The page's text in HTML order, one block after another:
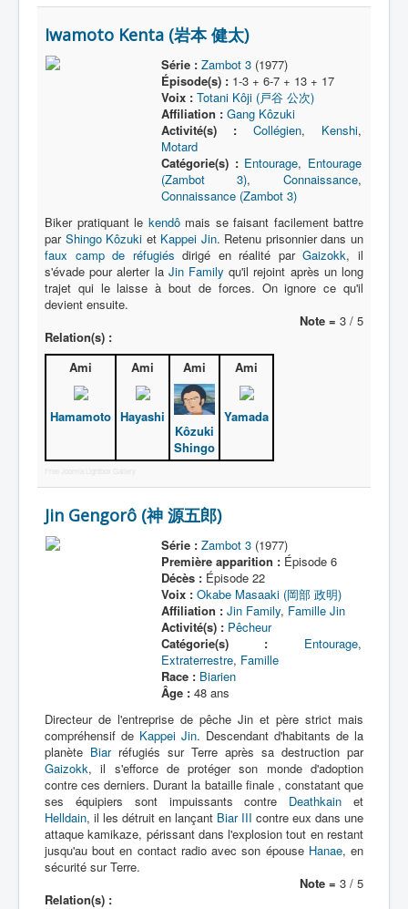
Iwamoto Kenta (岩本 健太)
Série : Zambot 3(1977)
Épisode(s) :1-3 + 6-7 + 13 + 17
Voix : Totani Kôji (戸谷 公次)
Affiliation : Gang Kôzuki
Activité(s) :
Collégien, Kenshi,
Motard
Catégorie(s) : Entourage, Entourage
(Zambot 3), Connaissance,
Connaissance (Zambot 3)
Biker pratiquant le kendômais se faisant facilement battre
par Shingo Kôzuki et Kappei Jin. Retenu prisonnier dans un
faux camp de réfugiés dirigé en réalité parGaizokk, il
s'évade pour alerter la Jin Family qu'il rejoint après un long
trajet qui le laisse à bout de forces. On ignore ce qu'il
devient ensuite.
Note = 3 / 5
Relation(s) :
Ami
Hamamoto
Ami
Hayashi
Ami
Kôzuki
Shingo
Ami
Yamada
Jin Gengorô (神 源五郎)
Série : Zambot 3(1977)
Première apparition :Épisode 6
Décès :Épisode 22
Voix : Okabe Masaaki (岡部 政明)
Affiliation : Jin Family, Famille Jin
Activité(s) : Pêcheur
Catégorie(s) :
Entourage,
Extraterrestre, Famille
Race : Biarien
Âge :48 ans
Directeur de l'entreprise de pêche Jin et père strict mais
compréhensif de Kappei Jin. Descendant d'habitants de la
planète Biarréfugiés sur Terre après sa destruction par
Gaizokk, il s'efforce de protéger son monde d'adoption
contre ces derniers. Durant la bataille finale , constatant que
ses équipiers sont impuissants contre Deathkain et
Helldain, il les détruit en lançant Biar III contre eux dans une
attaque kamikaze, périssant dans l'explosion tout en restant
jusqu'au bout en contact radio avec son épouse Hanae, en
sécurité sur Terre.
Note = 3 / 5
Relation(s) :